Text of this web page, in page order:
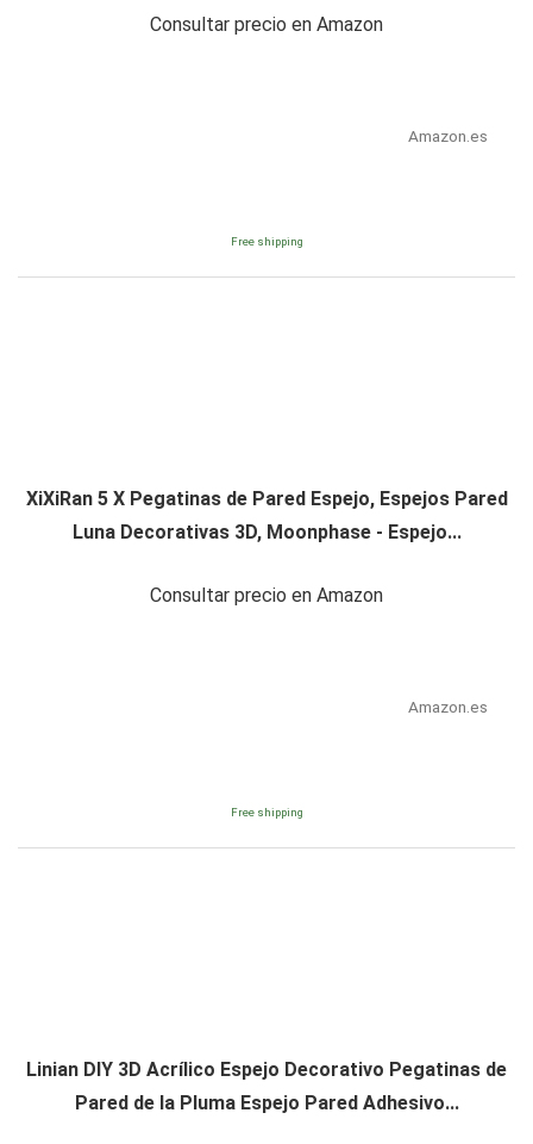
Consultar precio en Amazon
Amazon.es
Free shipping
XiXiRan 5 X Pegatinas de Pared Espejo, Espejos Pared
Luna Decorativas 3D, Moonphase - Espejo...
Consultar precio en Amazon
Amazon.es
Free shipping
Linian DIY 3D Acrílico Espejo Decorativo Pegatinas de
Pared de la Pluma Espejo Pared Adhesivo...